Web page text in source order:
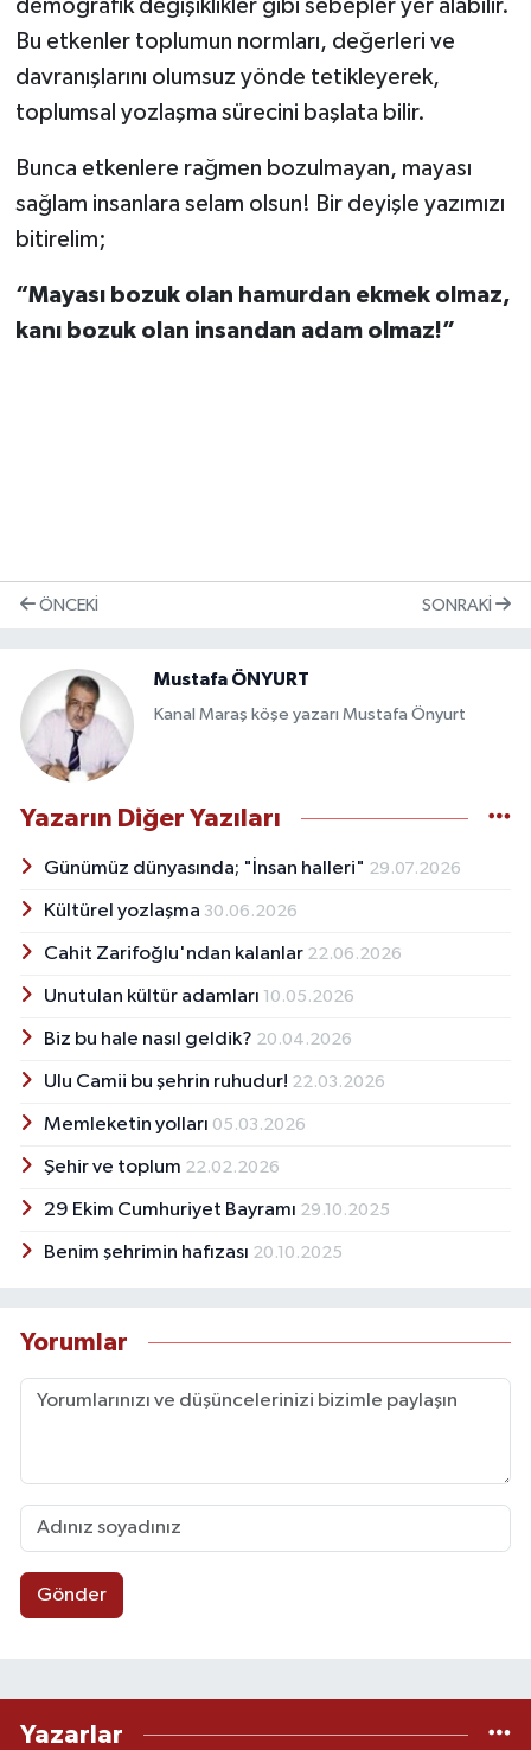
demografik değişiklikler gibi sebepler yer alabilir.
Bu etkenler toplumun normları, değerleri ve
davranışlarını olumsuz yönde tetikleyerek,
toplumsal yozlaşma sürecini başlata bilir.
Bunca etkenlere rağmen bozulmayan, mayası
sağlam insanlara selam olsun! Bir deyişle yazımızı
bitirelim;
“Mayası bozuk olan hamurdan ekmek olmaz,
kanı bozuk olan insandan adam olmaz!”
ÖNCEKI SONRAKI
Mustafa ÖNYURT
Kanal Maraş köşe yazarı Mustafa Önyurt
Yazarın Diğer Yazıları
Günümüz dünyasında; "İnsan halleri" 29.07.2026
Kültürel yozlaşma 30.06.2026
Cahit Zarifoğlu'ndan kalanlar 22.06.2026
Unutulan kültür adamları 10.05.2026
Biz bu hale nasıl geldik? 20.04.2026
Ulu Camii bu şehrin ruhudur! 22.03.2026
Memleketin yolları 05.03.2026
Şehir ve toplum 22.02.2026
29 Ekim Cumhuriyet Bayramı 29.10.2025
Benim şehrimin hafızası 20.10.2025
Yorumlar
Gönder
Yazarlar